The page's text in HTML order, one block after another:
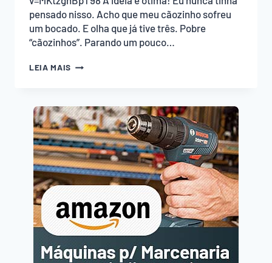
pensado nisso. Acho que meu cãozinho sofreu
um bocado. E olha que já tive três. Pobre
“cãozinhos”. Parando um pouco…
LEIA MAIS SUPORTE
SEU
CÃO!